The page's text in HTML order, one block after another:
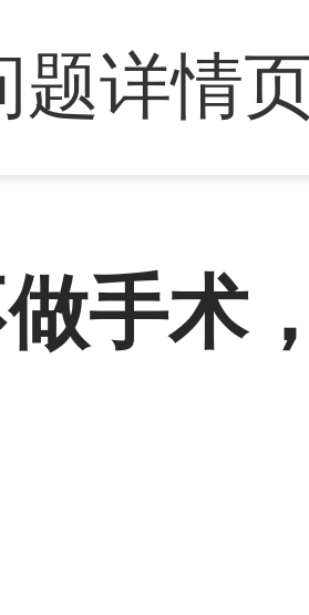
题详情
手术